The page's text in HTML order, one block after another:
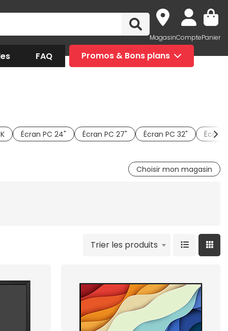
MagasinComptePanier
FAQ Promos & Bons plans
Écran PC 24" Écran PC 27" Écran PC 32" Écran
Choisir mon magasin
Trier les produits